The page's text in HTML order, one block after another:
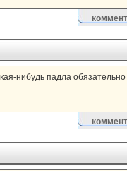
нибудь падла